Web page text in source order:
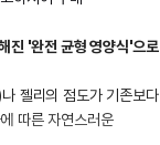
진 '완전 균형 영양식'으로
젤리의 점도가 기존보다
따른 자연스러운